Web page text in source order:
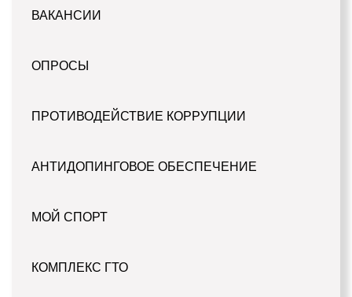
ВАКАНСИИ
ОПРОСЫ
ПРОТИВОДЕЙСТВИЕ КОРРУПЦИИ
АНТИДОПИНГОВОЕ ОБЕСПЕЧЕНИЕ
МОЙ СПОРТ
КОМПЛЕКС ГТО